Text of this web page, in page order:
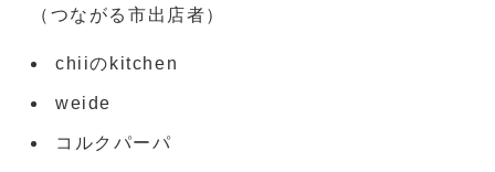
（つながる市出店者）
chiiのkitchen
weide
コルクパーパ